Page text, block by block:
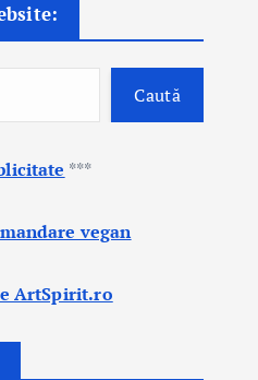
Caută
***
vegan
ArtSpirit.ro